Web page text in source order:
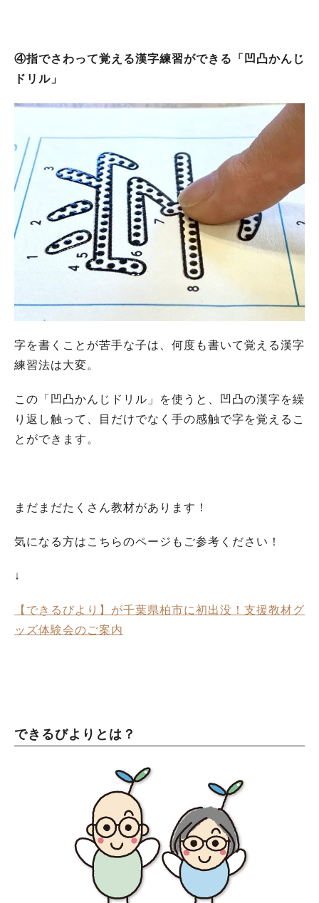
④指でさわって覚える漢字練習ができる「凹凸かんじ
ドリル」
字を書くことが苦手な子は、何度も書いて覚える漢字
練習法は大変。
この「凹凸かんじドリル」を使うと、凹凸の漢字を繰
り返し触って、目だけでなく手の感触で字を覚えるこ
とができます。
まだまだたくさん教材があります！
気になる方はこちらのページもご参考ください！
↓
【できるびより】が千葉県柏市に初出没！支援教材グ
ッズ体験会のご案内
できるびよりとは？